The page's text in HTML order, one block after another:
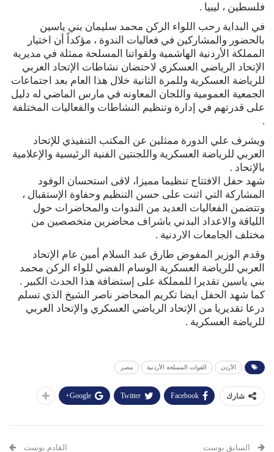
فلسطين ، ليبيا .
في البداية رحب اللواء الركن محمد سليمان بني ياسين
بالحضور والمشاركين في فعاليات الندوة ، مؤكداً أن اختيار
المملكة الأردنية الهاشمية ولقواتنا المسلحة ممثلة في مديرية
الإتحاد الرياضي العسكري لاحتضان نشاطات الإتحاد العربي
للرياضة العسكرية وللمرة الثانية خلال هذا العام بعد اجتماعات
الجمعية العمومية واللجان المعاونه في مارس الماضي له دليل
على قدرتهم في إدارة وتنظيم النشاطات والفعاليات المختلفة
.
ويشرف علي الدورة ممثلين عن المكتب التنفيذي للإتحاد
العربي للرياضة العسكرية واللجنتين الفنية الرئيسية والإعلامية
بالإتحاد .
شهد حفل الافتتاح تنظيما مميزا، لاقى استحسان الوفود
المشاركة التي اثنت على حسن التنظيم وحفاوة الإستقبال ،
وتتضمن الفعاليات العديد من الندوات والمحاضرات حول
اللياقة والاعداد البدني باشراف محاضرين متخصصين من
مختلف الجامعات الاردنية .
وقدم الوزير المفوض طارق عبد السلام أمين عام الإتحاد
العربي للرياضة العسكرية الوسام الفضي للواء الركن محمد
بني ياسين تقديرا للمملكة على إستضافة هذا الحدث الكبير .
كما شهد الحفل ايضا تكريم المحاضر ناصر الشيخ الذي تسلم
درعا تقديريا من الإتحاد الرياضي العسكري والإتحاد العربي
للرياضة العسكرية .
الأردن القوات المسلحة الأردنية مصر
شارك Facebook
Twitter
Google+
السابق بوست القادم بوست